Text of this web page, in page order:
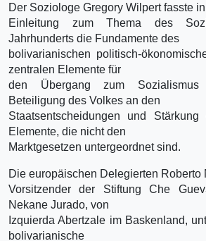
Der Soziologe Gregory Wilpert fasste
Einleitung zum Thema des
Jahrhunderts die Fundamente des
bolivarianischen politisch-
zentralen Elemente für
den Übergang zum Sozialismus
Beteiligung des Volkes an den
Staatsentscheidungen und Stärkung
Elemente, die nicht den
Marktgesetzen untergeordnet sind.
Die europäischen Delegierten Roberto
Vorsitzender der Stiftung Che
Nekane Jurado, von
Izquierda Abertzale im Baskenland,
bolivarianische